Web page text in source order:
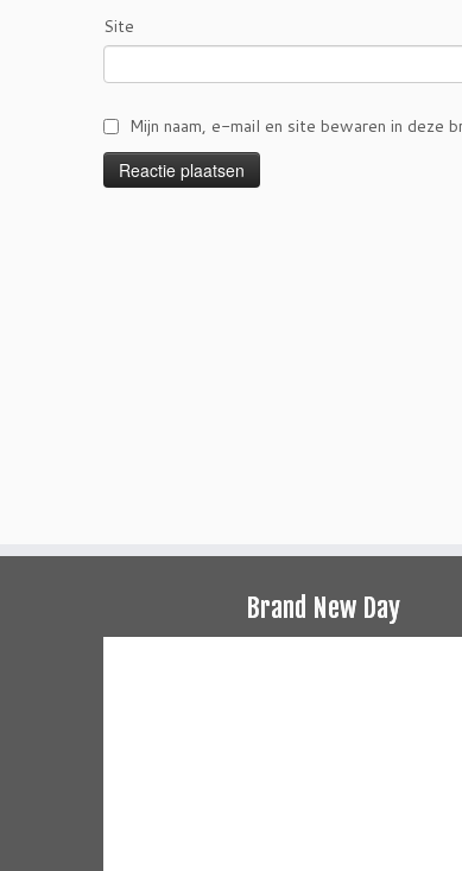
Site
Mijn naam, e-mail en site bewaren in deze
Brand New Day